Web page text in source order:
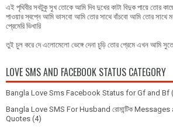
এই পৃথিবীর সবটুকু সুখ তোকে আমি দিব দুখের কাটা বিদুক পায়ে তোর
পাওয়ার স্বপ্নে আমি ভাসবো আমি তোর সাথে বাঁচবো আমি তোর সাথে
প্রেমেরি ভিখারি
তুই চুল করে দে এলোমেলো ভেঙ্গে দেনা চুড়ি তোর প্রেমে এখন আমি
LOVE SMS AND FACEBOOK STATUS CATEGORY
Bangla Love Sms Facebook Status for Gf and Bf
Bangla Love SMS For Husband রোমান্টিক
Quotes (4)